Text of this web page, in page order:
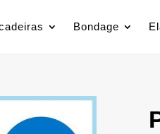
Bondage